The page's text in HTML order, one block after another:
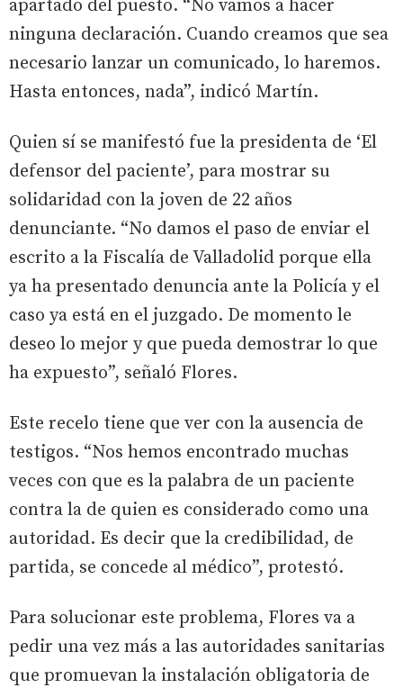
apartado del puesto. “No vamos a hacer
ninguna declaración. Cuando creamos que sea
necesario lanzar un comunicado, lo haremos.
Hasta entonces, nada”, indicó Martín.
Quien sí se manifestó fue la presidenta de ‘El
defensor del paciente’, para mostrar su
solidaridad con la joven de 22 años
denunciante. “No damos el paso de enviar el
escrito a la Fiscalía de Valladolid porque ella
ya ha presentado denuncia ante la Policía y el
caso ya está en el juzgado. De momento le
deseo lo mejor y que pueda demostrar lo que
ha expuesto”, señaló Flores.
Este recelo tiene que ver con la ausencia de
testigos. “Nos hemos encontrado muchas
veces con que es la palabra de un paciente
contra la de quien es considerado como una
autoridad. Es decir que la credibilidad, de
partida, se concede al médico”, protestó.
Para solucionar este problema, Flores va a
pedir una vez más a las autoridades sanitarias
que promuevan la instalación obligatoria de